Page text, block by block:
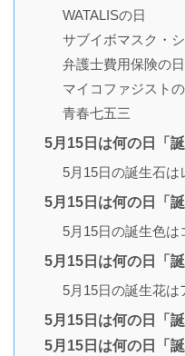
WATALISの日
サブイボマスク・
弁護士費用保険の日
マイコファジスト
青春七五三
5月15日は何の日「
5月15日の誕生石は
5月15日は何の日「
5月15日の誕生色
5月15日は何の日「
5月15日の誕生花は
5月15日は何の日「
5月15日は何の日「